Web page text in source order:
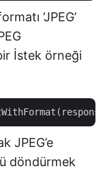
‘JPEG’
İstek örneği
JPEG’e
döndürmek